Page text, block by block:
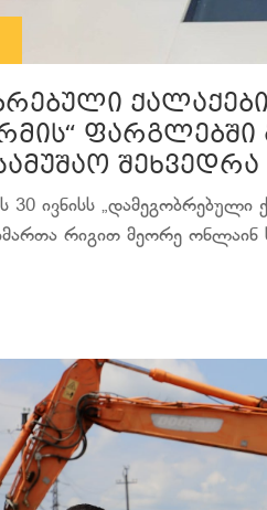
ფარგლებში
შეხვედრა
30 ივნისს
რიგით მეორე ონლაინ